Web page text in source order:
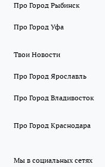
Про Город Рыбинск
Про Город Уфа
Твои Новости
Про Город Ярославль
Про Город Владивосток
Про Город Краснодара
Мы в социальных сетях